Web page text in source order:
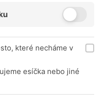
které necháme v
esíčka nebo jiné